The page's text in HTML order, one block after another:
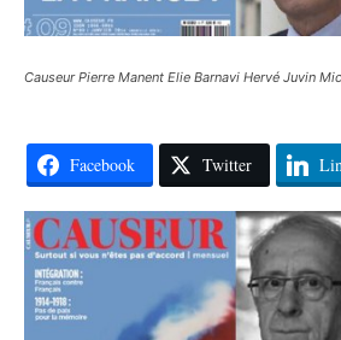
Causeur Pierre Manent Elie Barnavi Hervé Juvin
Facebook Twitter